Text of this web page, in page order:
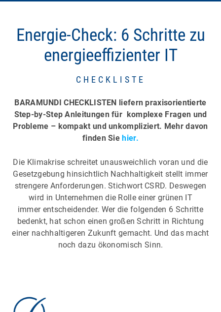
Energie-Check: 6 Schritte zu
energieeffizienter IT
CHECKLISTE
BARAMUNDI CHECKLISTEN liefern praxisorientierte
Step-by-Step Anleitungen für komplexe Fragen und
Probleme – kompakt und unkompliziert. Mehr davon
finden Siehier.
Die Klimakrise schreitet unausweichlich voran und die
Gesetzgebung hinsichtlich Nachhaltigkeit stellt immer
strengere Anforderungen. Stichwort CSRD. Deswegen
wird in Unternehmen die Rolle einer grünen IT
immer entscheidender. Wer die folgenden 6 Schritte
bedenkt, hat schon einen großen Schritt in Richtung
einer nachhaltigeren Zukunft gemacht. Und das macht
noch dazu ökonomisch Sinn.